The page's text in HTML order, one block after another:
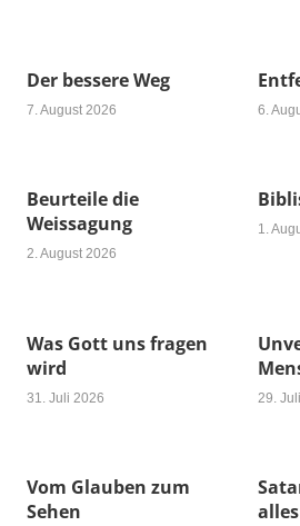
Der bessere Weg
7. August 2026 6.
Beurteile die
Weissagung
2. August 2026
1.
Was Gott uns fragen
wird
31. Juli 2026 29.
Vom Glauben zum
Sehen
alles